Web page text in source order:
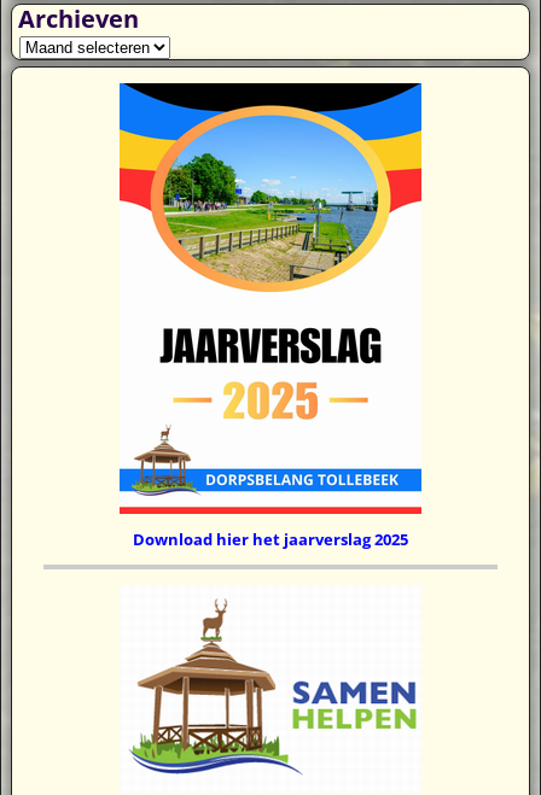
Archieven
Download hier het jaarverslag 2025